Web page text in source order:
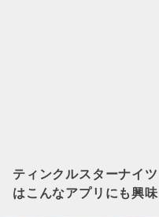
ティンクルスターナイツ
はこんなアプリにも興